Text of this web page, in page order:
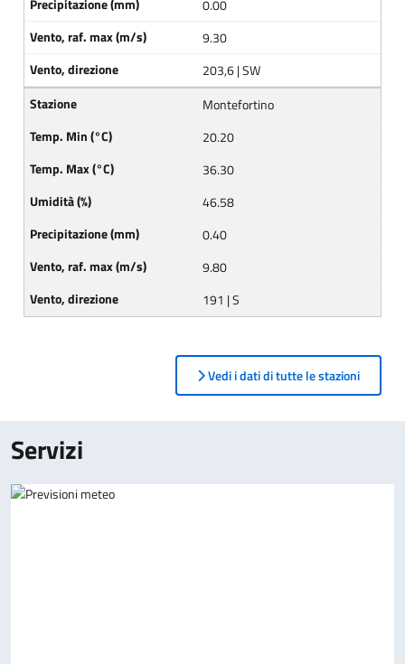
0.00
9.30
203,6 | SW
Montefortino
20.20
36.30
46.58
0.40
9.80
191 | S
Vedi i dati di tutte le stazioni
Servizi